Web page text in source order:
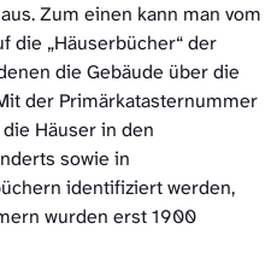
Zum einen kann man vom
die „Häuserbücher“ der
die Gebäude über die
der Primärkatasternummer
Häuser in den
sowie in
identifiziert werden,
wurden erst 1900